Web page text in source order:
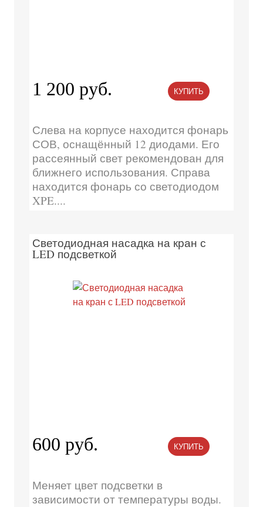
1 200 руб. КУПИТЬ
Слева на корпусе находится фонарь
СОВ, оснащённый 12 диодами. Его
рассеянный свет рекомендован для
ближнего использования. Справа
находится фонарь со светодиодом
XPE....
Светодиодная насадка на кран с
LED подсветкой
600 руб. КУПИТЬ
Меняет цвет подсветки в
зависимости от температуры воды.